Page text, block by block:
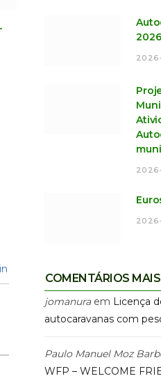
COMENTÁRIOS
jomanuraem Licença
autocaravanas com
Paulo Manuel Moz
WFP – WELCOME